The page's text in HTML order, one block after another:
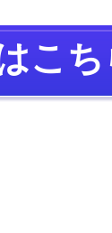
こ